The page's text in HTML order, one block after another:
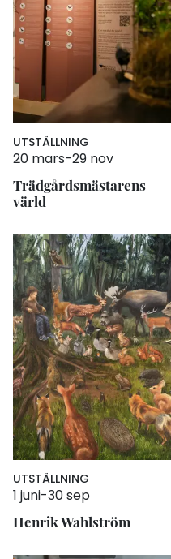
UTSTÄLLNING
20 mars-29 nov
Trädgårdsmästarens
värld
UTSTÄLLNING
1 juni-30 sep
Henrik Wahlström